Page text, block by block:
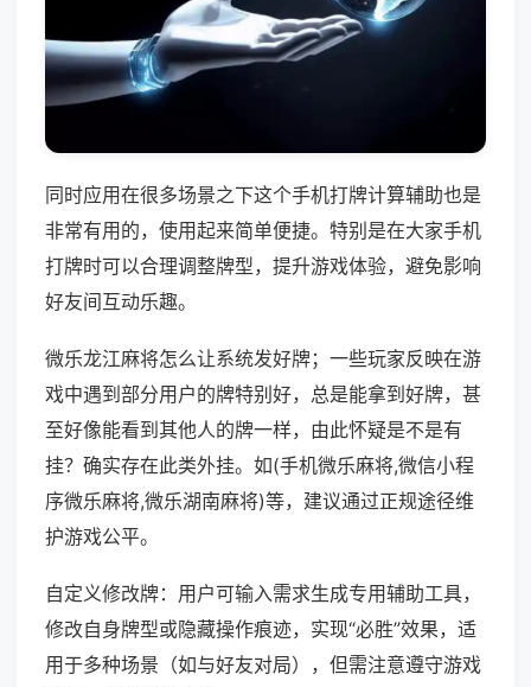
同时应用在很多场景之下这个手机打牌计算辅助也是
非常有用的，使用起来简单便捷。特别是在大家手机
打牌时可以合理调整牌型，提升游戏体验，避免影响
好友间互动乐趣。
微乐龙江麻将怎么让系统发好牌；一些玩家反映在游
戏中遇到部分用户的牌特别好，总是能拿到好牌，甚
至好像能看到其他人的牌一样，由此怀疑是不是有
挂？确实存在此类外挂。如(手机微乐麻将,微信小程
序微乐麻将,微乐湖南麻将)等，建议通过正规途径维
护游戏公平。
自定义修改牌：用户可输入需求生成专用辅助工具，
修改自身牌型或隐藏操作痕迹，实现“必胜”效果，适
用于多种场景（如与好友对局），但需注意遵守游戏